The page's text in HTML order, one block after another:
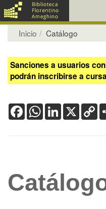
Inicio Catálogo
Sanciones a usuarios
podrán inscribirse a
FacebookWhatsApp
LinkedIn
X